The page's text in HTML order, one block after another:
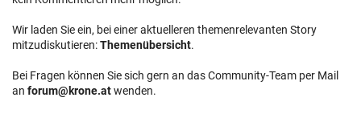
Wir laden Sie ein, bei einer aktuelleren themenrelevanten Story
mitzudiskutieren:Themenübersicht.
Bei Fragen können Sie sich gern an das Community-Team per Mail
an forum@krone.atwenden.